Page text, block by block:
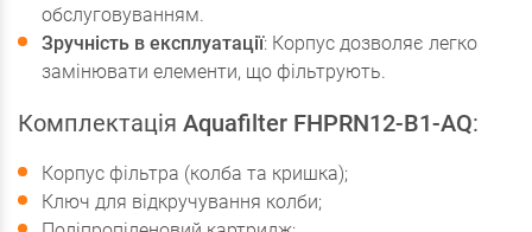
обслуговуванням.
Зручність в експлуатації: Корпус дозволяє легко
замінювати елементи, що фільтрують.
Комплектація Aquafilter FHPRN12-B1-AQ:
Корпус фільтра (колба та кришка);
Ключ для відкручування колби;